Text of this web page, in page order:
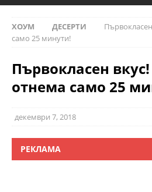
ХОУМ ДЕСЕРТИ
само 25 минути!
Първокласен
отнема само 25
декември 7, 2018
РЕКЛАМА